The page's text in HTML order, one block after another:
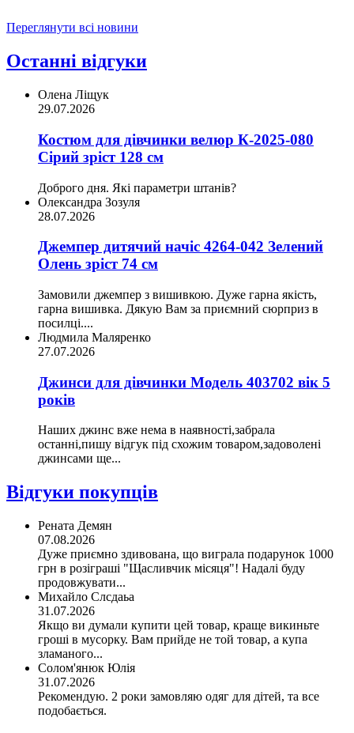
Переглянути всі новини
Останні відгуки
Олена Ліщук
29.07.2026
Костюм для дівчинки велюр К-2025-080
Сірий зріст 128 см
Доброго дня. Які параметри штанів?
Олександра Зозуля
28.07.2026
Джемпер дитячий начіс 4264-042 Зелений
Олень зріст 74 см
Замовили джемпер з вишивкою. Дуже гарна якість,
гарна вишивка. Дякую Вам за приємний сюрприз в
посилці....
Людмила Маляренко
27.07.2026
Джинси для дівчинки Модель 403702 вік 5
років
Наших джинс вже нема в наявності,забрала
останні,пишу відгук під схожим товаром,задоволені
джинсами ще...
Відгуки покупців
Рената Демян
07.08.2026
Дуже приємно здивована, що виграла подарунок 1000
грн в розіграші "Щасливчик місяця"! Надалі буду
продовжувати...
Михайло Слсдаьа
31.07.2026
Якщо ви думали купити цей товар, краще викиньте
гроші в мусорку. Вам прийде не той товар, а купа
зламаного...
Солом'янюк Юлія
31.07.2026
Рекомендую. 2 роки замовляю одяг для дітей, та все
подобається.